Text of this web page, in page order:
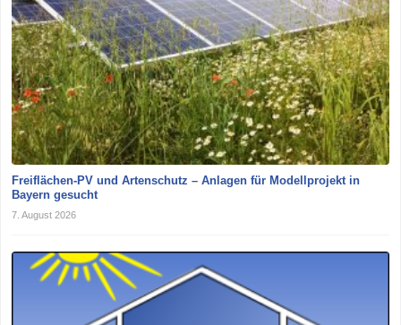
Freiflächen-PV und Artenschutz – Anlagen für Modellprojekt in
Bayern gesucht
7. August 2026